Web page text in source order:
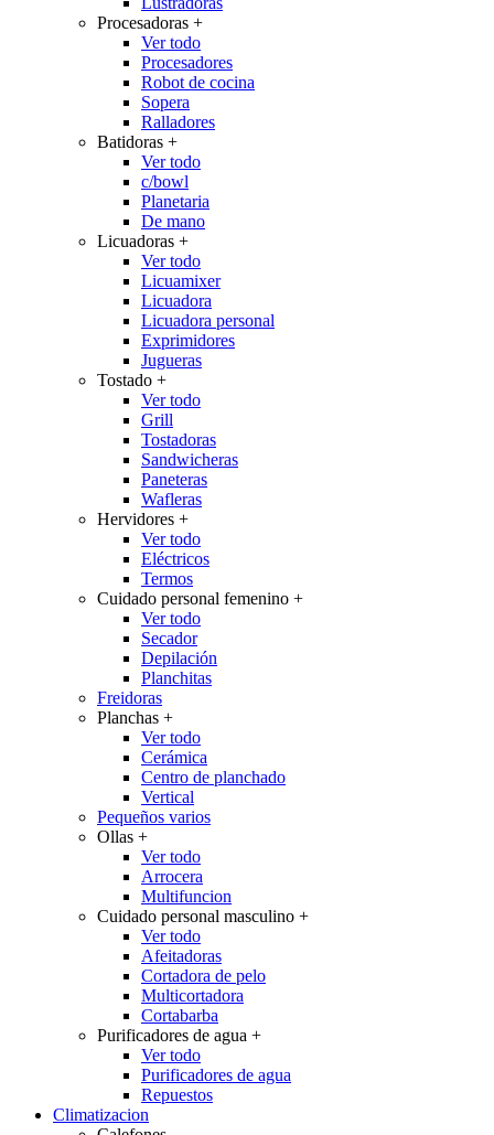
Procesadoras +
Ver todo
Procesadores
Robot de cocina
Sopera
Ralladores
Batidoras +
Ver todo
c/bowl
Planetaria
De mano
Licuadoras +
Ver todo
Licuamixer
Licuadora
Licuadora personal
Exprimidores
Jugueras
Tostado +
Ver todo
Grill
Tostadoras
Sandwicheras
Paneteras
Wafleras
Hervidores +
Ver todo
Eléctricos
Termos
Cuidado personal femenino +
Ver todo
Secador
Depilación
Planchitas
Freidoras
Planchas +
Ver todo
Cerámica
Centro de planchado
Vertical
Pequeños varios
Ollas +
Ver todo
Arrocera
Multifuncion
Cuidado personal masculino +
Ver todo
Afeitadoras
Cortadora de pelo
Multicortadora
Cortabarba
Purificadores de agua +
Ver todo
Purificadores de agua
Repuestos
Climatizacion